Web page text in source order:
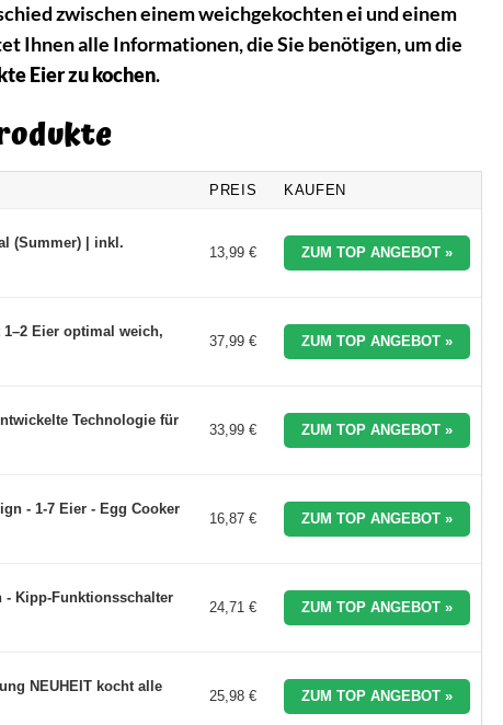
zwischen einem weichgekochten ei und einem
Ihnen alle Informationen, die Sie benötigen, um die
Eier zu kochen.
PREIS KAUFEN
(Summer) | inkl.
13,99 € ZUM TOP ANGEBOT »
Eier optimal weich,
37,99 € ZUM TOP ANGEBOT »
Technologie für
33,99 € ZUM TOP ANGEBOT »
- 1-7 Eier - Egg Cooker
16,87 € ZUM TOP ANGEBOT »
- Kipp-Funktionsschalter
24,71 € ZUM TOP ANGEBOT »
NEUHEIT kocht alle
25,98 € ZUM TOP ANGEBOT »